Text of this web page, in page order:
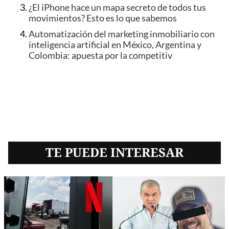
¿El iPhone hace un mapa secreto de todos tus
movimientos? Esto es lo que sabemos
Automatización del marketing inmobiliario con
inteligencia artificial en México, Argentina y
Colombia: apuesta por la competitiv
TE PUEDE INTERESAR